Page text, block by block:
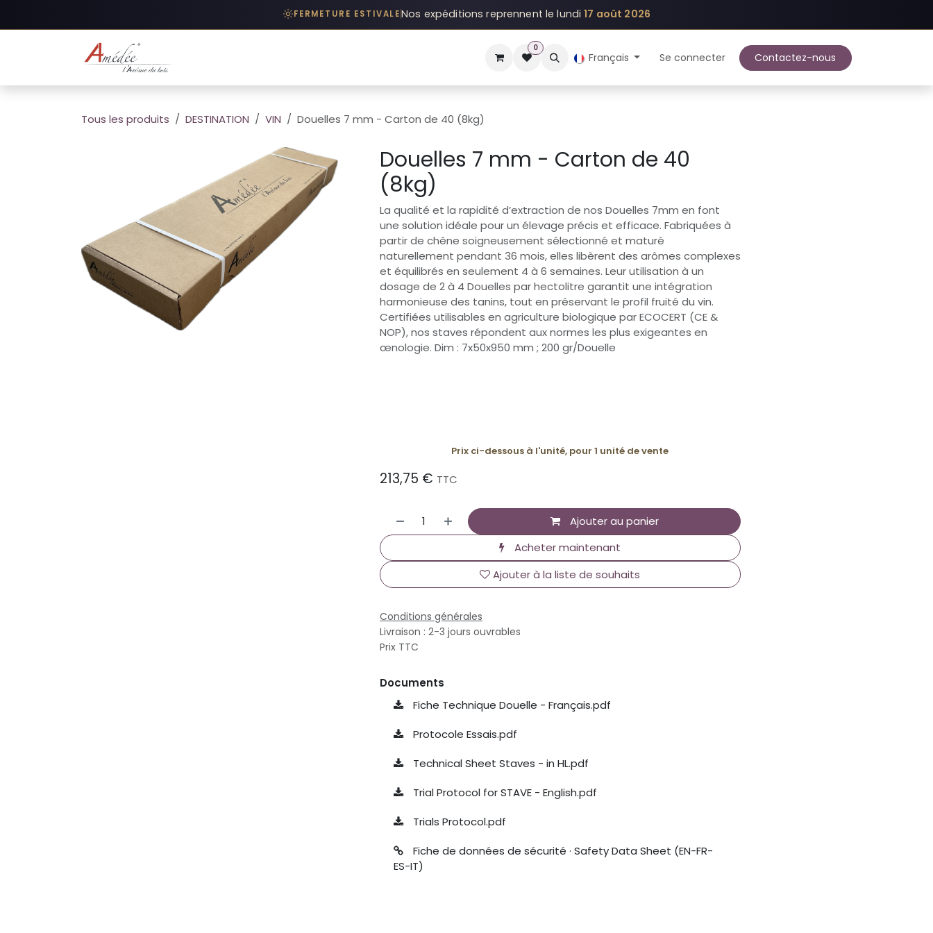
FERMETURE ESTIVALENos expéditions reprennent le lundi17 août 2026
AMEDEE Lab Q&A HISTOIRE Blog
0
Français Se connecter Contactez-nous
Tous les produits DESTINATION VIN Douelles 7 mm - Carton de 40 (8kg)
Douelles 7 mm - Carton de 40
(8kg)
La qualité et la rapidité d’extraction de nos Douelles 7mm en font
une solution idéale pour un élevage précis et efficace. Fabriquées à
partir de chêne soigneusement sélectionné et maturé
naturellement pendant 36 mois, elles libèrent des arômes complexes
et équilibrés en seulement 4 à 6 semaines. Leur utilisation à un
dosage de 2 à 4 Douelles par hectolitre garantit une intégration
harmonieuse des tanins, tout en préservant le profil fruité du vin.
Certifiées utilisables en agriculture biologique par ECOCERT (CE &
NOP), nos staves répondent aux normes les plus exigeantes en
œnologie. Dim : 7x50x950 mm ; 200 gr/Douelle
Prix ci-dessous à l'unité, pour 1 unité de vente
213,75 € TTC
Ajouter au panier
Acheter maintenant
Ajouter à la liste de souhaits
Conditions générales
Livraison : 2-3 jours ouvrables
Prix TTC
Documents
Fiche Technique Douelle - Français.pdf
Protocole Essais.pdf
Technical Sheet Staves - in HL.pdf
Trial Protocol for STAVE - English.pdf
Trials Protocol.pdf
Fiche de données de sécurité · Safety Data Sheet (EN-FR-
ES-IT)